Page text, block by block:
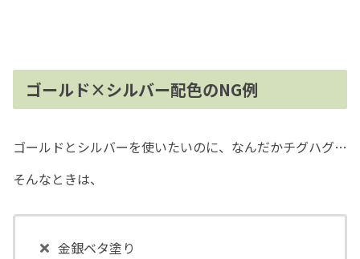
ゴールド×シルバー配色のNG例
ゴールドとシルバーを使いたいのに、なんだかチグハグ…
そんなときは、
金銀ベタ塗り